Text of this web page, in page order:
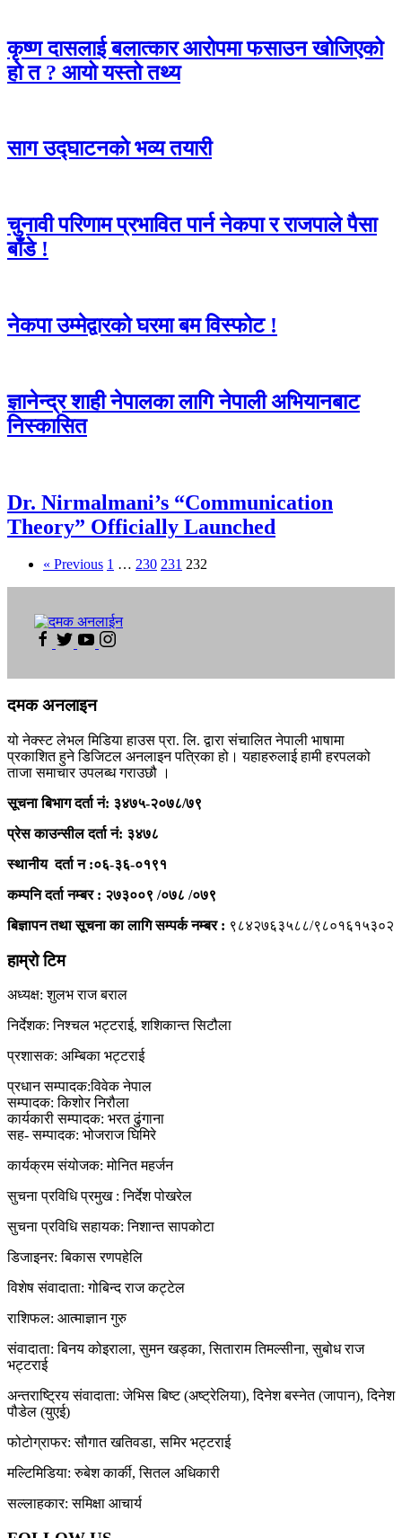
कृष्ण दासलाई बलात्कार आरोपमा फसाउन खोजिएको
हो त ? आयो यस्तो तथ्य
साग उद्घाटनकाे भव्य तयारी
चुनावी परिणाम प्रभावित पार्न नेकपा र राजपाले पैसा
बाँडे !
नेकपा उम्मेद्वारको घरमा बम विस्फोट !
ज्ञानेन्द्र शाही नेपालका लागि नेपाली अभियानबाट
निस्कासित
Dr. Nirmalmani’s “Communication
Theory” Officially Launched
« Previous 1 … 230 231 232
दमक अनलाइन
यो नेक्स्ट लेभल मिडिया हाउस प्रा. लि. द्वारा संचालित नेपाली भाषामा
प्रकाशित हुने डिजिटल अनलाइन पत्रिका हो। यहाहरुलाई हामी हरपलको
ताजा समाचार उपलब्ध गराउछौ ।
सूचना बिभाग दर्ता नं: ३४७५-२०७८/७९
प्रेस काउन्सील दर्ता नं: ३४७८
स्थानीय दर्ता न :०६-३६-०१९१
कम्पनि दर्ता नम्बर : २७३००९ /०७८ /०७९
बिज्ञापन तथा सूचना का लागि सम्पर्क नम्बर : ९८४२७६३५८८/९८०१६१५३०२
हाम्रो टिम
अध्यक्ष: शुलभ राज बराल
निर्देशक: निश्चल भट्टराई, शशिकान्त सिटौला
प्रशासक: अम्बिका भट्टराई
प्रधान सम्पादक:विवेक नेपाल
सम्पादक: किशोर निरौला
कार्यकारी सम्पादक: भरत ढुंगाना
सह- सम्पादक: भोजराज घिमिरे
कार्यक्रम संयोजक: मोनित महर्जन
सुचना प्रविधि प्रमुख : निर्देश पोखरेल
सुचना प्रविधि सहायक: निशान्त सापकोटा
डिजाइनर: बिकास रणपहेलि
विशेष संवादाता: गोबिन्द राज कट्टेल
राशिफल: आत्माज्ञान गुरु
संवादाता: बिनय कोइराला, सुमन खड्का, सिताराम तिमल्सीना, सुबोध राज
भट्टराई
अन्तराष्ट्रिय संवादाता: जेभिस बिष्ट (अष्ट्रेलिया), दिनेश बस्नेत (जापान), दिनेश
पौडेल (युएई)
फोटोग्राफर: सौगात खतिवडा, समिर भट्टराई
मल्टिमिडिया: रुबेश कार्की, सितल अधिकारी
सल्लाहकार: समिक्षा आचार्य